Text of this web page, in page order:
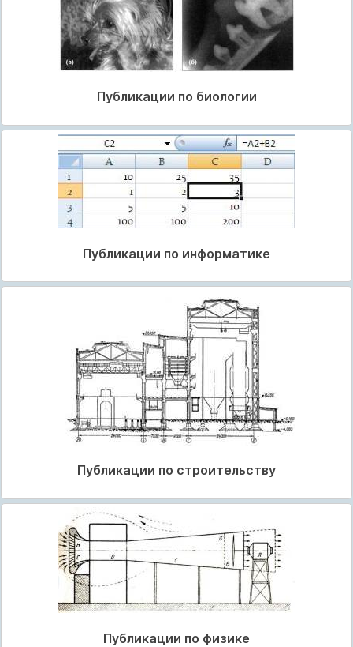
Публикации по биологии
Публикации по информатике
Публикации по строительству
Публикации по физике